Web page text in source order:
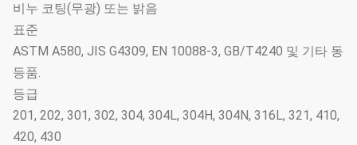
비누 코팅(무광) 또는 밝음
표준
ASTM A580, JIS G4309, EN 10088-3, GB/T4240 및 기타 동
등품.
등급
201, 202, 301, 302, 304, 304L, 304H, 304N, 316L, 321, 410,
420, 430